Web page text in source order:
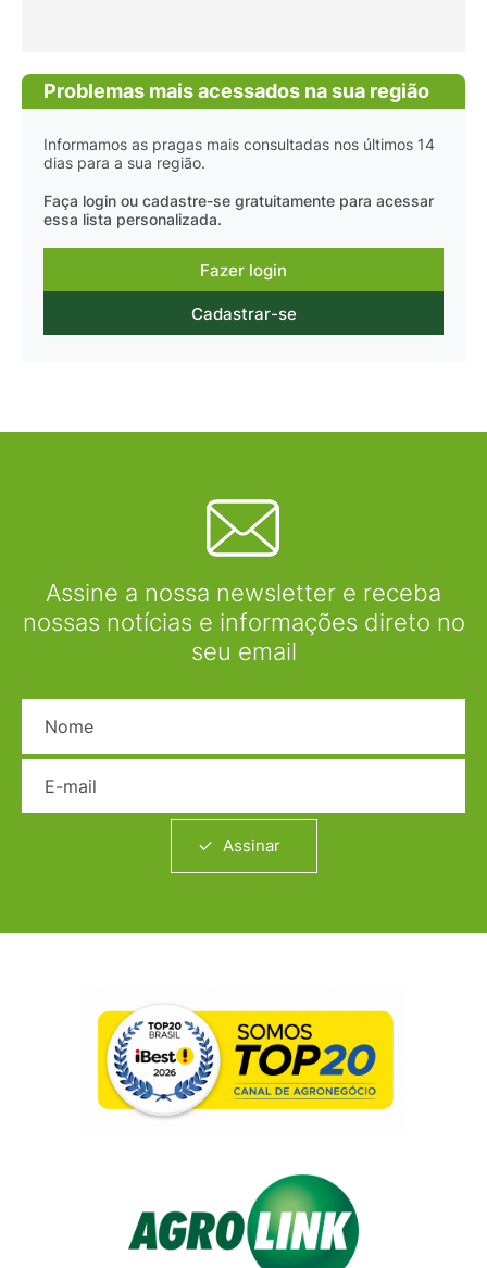
Problemas mais acessados na sua região
Informamos as pragas mais consultadas nos últimos 14
dias para a sua região.
Faça login ou cadastre-se gratuitamente para acessar
essa lista personalizada.
Fazer login
Cadastrar-se
Assine a nossa newsletter e receba
nossas notícias e informações direto no
seu email
Assinar